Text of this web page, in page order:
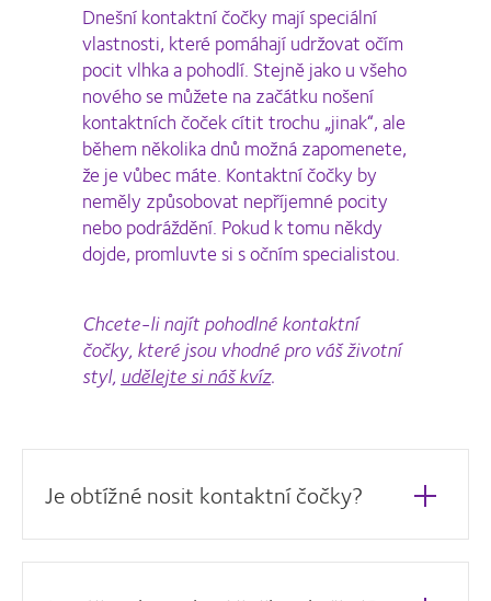
Dnešní kontaktní čočky mají speciální
vlastnosti, které pomáhají udržovat očím
pocit vlhka a pohodlí. Stejně jako u všeho
nového se můžete na začátku nošení
kontaktních čoček cítit trochu „jinak“, ale
během několika dnů možná zapomenete,
že je vůbec máte. Kontaktní čočky by
neměly způsobovat nepříjemné pocity
nebo podráždění. Pokud k tomu někdy
dojde, promluvte si s očním specialistou.
Chcete-li najít pohodlné kontaktní
čočky, které jsou vhodné pro váš životní
styl, udělejte si náš kvíz.
Je obtížné nosit kontaktní čočky?